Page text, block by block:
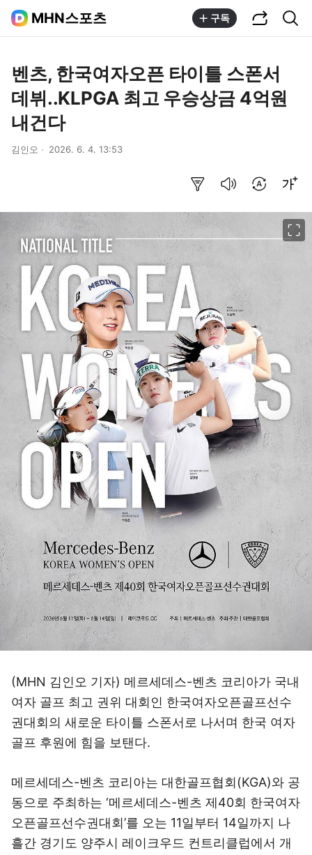
MHN스포츠 구독
벤츠, 한국여자오픈 타이틀 스폰서
데뷔..KLPGA 최고 우승상금 4억원
내건다
김인오 2026. 6. 4. 13:53
(MHN 김인오 기자) 메르세데스-벤츠 코리아가 국내
여자 골프 최고 권위 대회인 한국여자오픈골프선수
권대회의 새로운 타이틀 스폰서로 나서며 한국 여자
골프 후원에 힘을 보탠다.
메르세데스-벤츠 코리아는 대한골프협회(KGA)와 공
동으로 주최하는 ‘메르세데스-벤츠 제40회 한국여자
오픈골프선수권대회’를 오는 11일부터 14일까지 나
흘간 경기도 양주시 레이크우드 컨트리클럽에서 개